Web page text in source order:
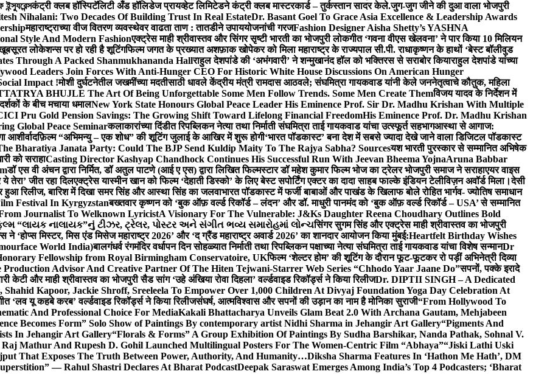
कंट्री क्लब हॉस्पिटॅलिटी अँड हॉलिडेज प्रायव्हेट लिमिटेडने कंट्री क्लब मास्टरकार्ड – तुर्कस्तान सादर केले.जुग-जुग जीने की दुआ वाला भोजपुरी
Nihalani: Two Decades Of Building Trust In Real EstateDr. Basant Goel To Grace Asia Excellence & Leadership Awards
महाराष्ट्राच्या वीज वितरण व्यवस्थेवर वाढता ताण : तातडीने उपाययोजनांची गरजFashion Designer Aisha Shetty’s YASHNA
Style And Modern Fashionएक्ट्रेस माही श्रीवास्तव और सिंगर सृष्टी भारती का भोजपुरी लोकगीत ‘गवना वीएस खेलवना’ ने पार किया 10 मिलियन
खूबसूरत लोकेशन्स पर हो रही है शूटिंगफिल्म जगत के प्रख्यात अशफ़ाक खोपेकर को मिला महाराष्ट्र के राज्यपाल सी.पी. राधाकृष्णन के हाथों ‘बेस्ट बॉलीवुड
Through A Packed Shanmukhananda Hallराहुल देशपांडे की ‘अभंगवारी’ ने शन्मुखानंद हॉल को भक्तिरस से सराबोर कियाराहुल देशपांडे यांच्या
Leaders Join Forces With Anti-Hunger CEO For Historic White House Discussions On American Hunger
Impact !मोशी दुर्घटनेतील जखमींच्या मदतीसाठी धावले केंद्रीय मंत्री रामदास आठवले; संघमित्रा गायकवाड यांनी केले जननेतृत्वाचे कौतुक, महिला
BHUJLE The Art Of Being Unforgettable Some Men Follow Trends. Some Men Create Themविजय यादव के निर्देशन में
के बीच मचाया धमालNew York State Honours Global Peace Leader His Eminence Prof. Sir Dr. Madhu Krishan With Multiple
Pru Gold Pension Savings: The Growing Shift Toward Lifelong Financial FreedomHis Eminence Prof. Dr. Madhu Krishan
Global Peace Seminarकलाकारांच्या दिंडीत रिपब्लिकन नेत्या तथा निर्माती संघमित्रा ताई गायकवाड यांचा उत्स्फूर्त सहभागआस्था से आगाज:
आशीर्वादफ़िल्म “अभिमन्यु – एक शोध” की शूटिंग जुलाई के आखिर में शुरू होगी‘भारत पॉडकास्ट’ बना देश में सबसे ज्यादा देखे जाने वाला डिजिटल पॉडकास्ट
Bharatiya Janata Party: Could The BJP Send Kuldip Maity To The Rajya Sabha? Sourcesयश भारती पुरस्कार से सम्मानित अभिषेक
को सराहाCasting Director Kashyap Chandhock Continues His Successful Run With Jeevan Bheema YojnaAruna Babbar
डॉ एस वी अंचन द्वारा निर्मित, डॉ अतुल पाटणे (आई ए एस) द्वारा लिखित फिल्मस्टार डॉ महेश कुमार फिल्म भोज का ट्रेलर भोजपुरी समाज ने सराहाएयर वाइस
तेरा’ जीत रहा दिलएक्ट्रेस यास्मीन खान को फिल्म ‘देहाती डिस्को’ के लिए बेस्ट सपोर्टिंग एक्टर का दादा साहब फाल्के इंडियन टेलीविज़न अवॉर्ड मिला।देसी
हुआ रिलीज, बारिश में दिखा समर सिंह और आस्था सिंह का जलवाभारत पॉडकास्ट में फर्जी बाबाओं और पाखंड के खिलाफ बोले रोहित भार्गव- ज्योतिष समाधान
Festival In Kyrgyzstanबख्तवार कृष्णन को ‘बुक ऑफ़ वर्ल्ड रिकॉर्ड – लंदन’ और डॉ. माधुरी पानमंद को ‘बुक ऑफ़ वर्ल्ड रिकॉर्ड – USA’ से सम्मानित
Journalist To Welknown LyricistA Visionary For The Vulnerable: J&Ks Daughter Reena Choudhary Outlines Bold
“લાયક નાલાયક”નું ટીઝર, ટ્રેલર, પોસ્ટર અને સંગીત ભવ્ય સમારોહમાં લોન્ચसिंगर सुगम सिंह और एक्ट्रेस माही श्रीवास्तव का भोजपुरी
ने ‘होप्स मिस्टर, मिस एंड मिसेज महाराष्ट्र 2026’ और ‘द ग्रैंड महाराष्ट्र अवार्ड 2026’ का शानदार आयोजन किया मुंबई:Heartfelt Birthday Wishes
World India)बालगंधर्व रंगमंदिर वर्धापन दिन सोहळ्यात निर्माती तथा रिपब्लिकन पक्षाच्या नेत्या संघमित्रा ताई गायकवाड यांचा विशेष सन्मानDr
Fellowship from Royal Birmingham Conservatoire, UKफिल्म ‘शेल्टर होम’ की शूटिंग के दौरान फूट-फूटकर रो पड़ीं अभिनेत्री दिव्या
Advisor And Creative Partner Of The Hiten Tejwani-Starrer Web Series “Chhodo Yaar Jaane Do”सपनों, पक्के इरादे
केटी और माही श्रीवास्तव का भोजपुरी सैड सांग ‘उहे अंखिया रोवा दिहला’ वर्ल्डवाइड रिकॉर्ड्स ने किया रिलीजDr. DIPTII SINGH – A Dedicated
Shahid Kapoor, Jackie Shroff, Sreeleela To Empower Over 1,000 Children At Divyaj Foundation Yoga Day Celebration At
‘लव यू कहबे करब’ वर्ल्डवाइड रिकॉर्ड्स ने किया रिलीजसंघर्ष, आत्मविश्वास और सपनों की उड़ान का नाम है मोनिका सुराजी“From Hollywood To
And Professional Choice For MediaKakali Bhattacharya Unveils Glam Beat 2.0 With Archana Gautam, Mehjabeen
Becomes Form” Solo Show of Paintings By contemporary artist Nidhi Sharma in Jehangir Art Gallery“Pigments And
In Jehangir Art Gallery“Florals & Forms” A Group Exhibition Of Paintings By Sudha Barshikar, Nanda Pathak, Sohnal V.
Mathur And Rupesh D. Gohil Launched Multilingual Posters For The Women-Centric Film “Abhaya”“Jiski Lathi Uski
That Exposes The Truth Between Power, Authority, And Humanity…Diksha Sharma Features In ‘Hathon Me Hath’, DM
— Rahul Shastri Declares At Bharat PodcastDeepak Saraswat Emerges Among India’s Top 4 Podcasters; ‘Bharat